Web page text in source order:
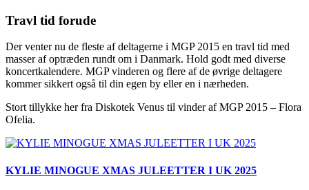
Travl tid forude
Der venter nu de fleste af deltagerne i MGP 2015 en travl tid med
masser af optræden rundt om i Danmark. Hold godt med diverse
koncertkalendere. MGP vinderen og flere af de øvrige deltagere
kommer sikkert også til din egen by eller en i nærheden.
Stort tillykke her fra Diskotek Venus til vinder af MGP 2015 – Flora
Ofelia.
KYLIE MINOGUE XMAS JULEETTER I UK 2025